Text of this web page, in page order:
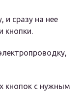
и сразу на нее
кнопки.
кнопок с нужным